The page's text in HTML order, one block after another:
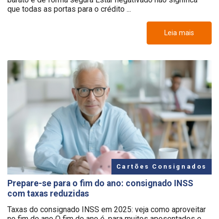
que todas as portas para o crédito ...
Leia mais
Cartões Consignados
Prepare-se para o fim do ano: consignado INSS
com taxas reduzidas
Taxas do consignado INSS em 2025: veja como aproveitar